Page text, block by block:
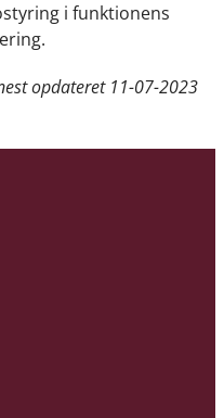
i funktionens
opdateret 11-07-2023